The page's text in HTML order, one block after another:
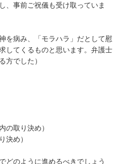
、事前ご祝儀も受け取っていま
を病み、「モラハラ」だとして慰
してくるものと思います。弁護士
方でした）
の取り決め）
決め）
どのように進めるべきでしょう